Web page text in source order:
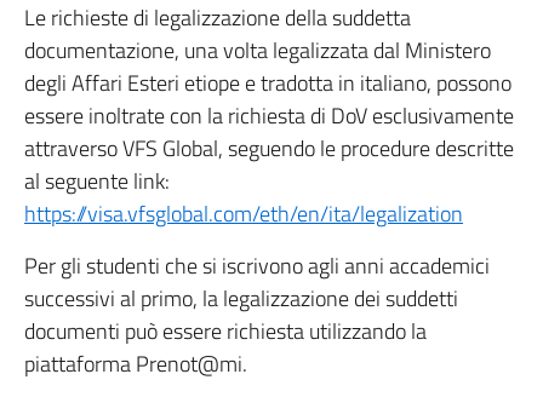
Le richieste di legalizzazione della suddetta
documentazione, una volta legalizzata dal Ministero
degli Affari Esteri etiope e tradotta in italiano, possono
essere inoltrate con la richiesta di DoV esclusivamente
attraverso VFS Global, seguendo le procedure descritte
al seguente link:
https://visa.vfsglobal.com/eth/en/ita/legalization
Per gli studenti che si iscrivono agli anni accademici
successivi al primo, la legalizzazione dei suddetti
documenti può essere richiesta utilizzando la
piattaforma Prenot@mi.